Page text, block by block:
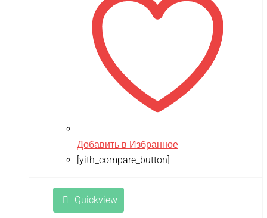
Добавить в Избранное
[yith_compare_button]
Quickview